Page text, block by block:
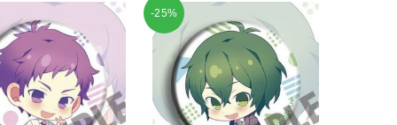
$12.00$8.95.
$12.00$8.95.
-25%